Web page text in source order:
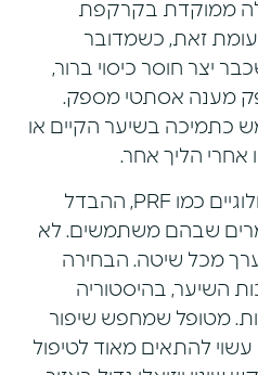
ממוקדת בקרקפת
לעומת זאת, כשמדובר
יצר חוסר כיסוי ברור,
מענה אסתטי מספק.
כתמיכה בשיער הקיים או
אחרי הליך אחר.
גם בהשוואה לטיפולים ביולוגיים כמו PRF, ההבדל
שבהם משתמשים. לא
מכל שיטה. הבחירה
השיער, בהיסטוריה
מטופל שמחפש שיפור
עשוי להתאים מאוד לטיפול